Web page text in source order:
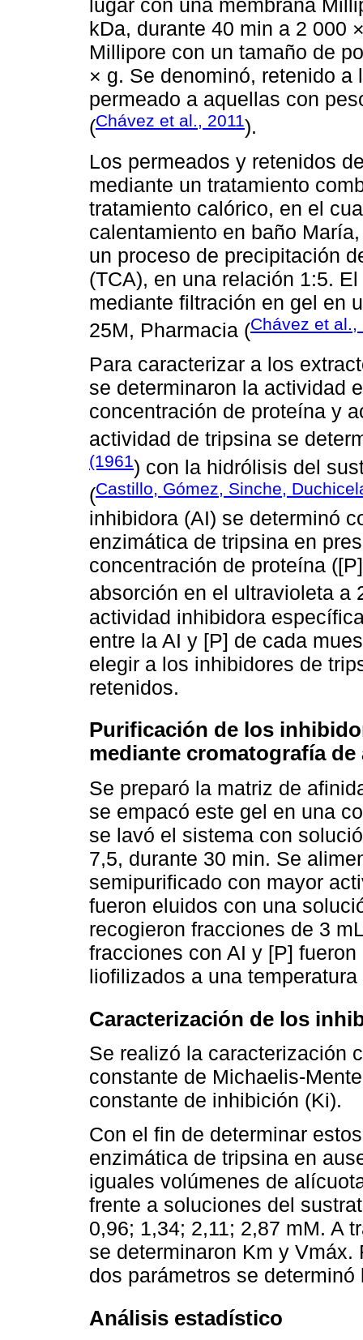
lugar con una membrana
kDa, durante 40 min a 2 000
Millipore con un tamaño de
× g. Se denominó, retenido
permeado a aquellas con
(Chávez et al., 2011).
Los permeados y retenidos
mediante un tratamiento
tratamiento calórico, en el
calentamiento en baño
un proceso de precipitación
(TCA), en una relación 1:5.
mediante filtración en gel en
25M, Pharmacia (Chávez et al.,
Para caracterizar a los
se determinaron la actividad
concentración de proteína y
actividad de tripsina se
(1961) con la hidrólisis del
(Castillo, Gómez, Sinche,
inhibidora (AI) se determinó
enzimática de tripsina en
concentración de proteína
absorción en el ultravioleta a
actividad inhibidora
entre la AI y [P] de cada
elegir a los inhibidores de
retenidos.
Purificación de los
mediante cromatografía de
Se preparó la matriz de
se empacó este gel en una
se lavó el sistema con
7,5, durante 30 min. Se
semipurificado con mayor
fueron eluidos con una
recogieron fracciones de 3
fracciones con AI y [P]
liofilizados a una
Caracterización de los
Se realizó la caracterización
constante de Michaelis-
constante de inhibición (Ki).
Con el fin de determinar
enzimática de tripsina en
iguales volúmenes de
frente a soluciones del
0,96; 1,34; 2,11; 2,87 mM. A
se determinaron Km y
dos parámetros se
Análisis estadístico